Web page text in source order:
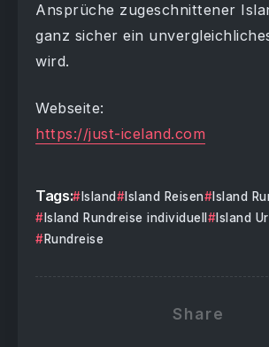
Ansprüche zugeschnittener
ganz sicher ein
wird.
Webseite:
https://just-iceland.com
Tags: Island Island Reisen
Island
Island Rundreise individuell
Island
Rundreise
Share